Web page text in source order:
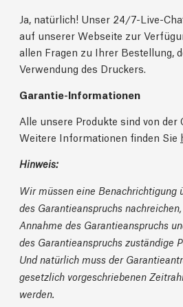
Ja, natürlich! Unser 24/7-Live-
auf unserer Webseite zur
allen Fragen zu Ihrer Bestellung,
Verwendung des Druckers.
Garantie-Informationen
Alle unsere Produkte sind von der
Weitere Informationen finden Sie
Hinweis:
Wir müssen eine Benachrichtigung
des Garantieanspruchs
Annahme des Garantieanspruchs
des Garantieanspruchs zuständige
Und natürlich muss der
gesetzlich vorgeschriebenen
werden.